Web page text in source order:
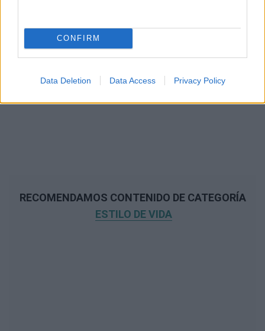
CONFIRM
Data Deletion Data Access Privacy Policy
RECOMENDAMOS CONTENIDO DE CATEGORÍA
ESTILO DE VIDA